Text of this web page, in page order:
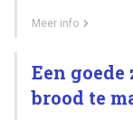
Meer info
Een
brood te